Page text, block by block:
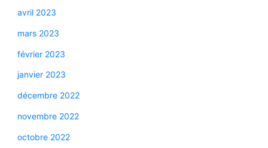
avril 2023
mars 2023
février 2023
janvier 2023
décembre 2022
novembre 2022
octobre 2022